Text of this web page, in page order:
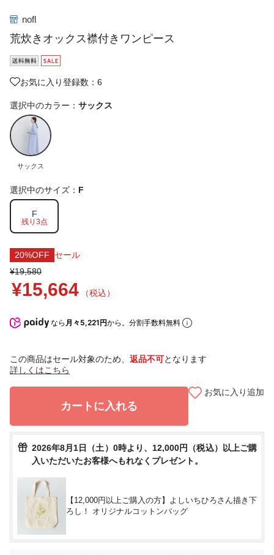
nofl
荒炊きオックス襟付きワンピース
お気に入り登録数：6
選択中のカラー： サックス
サックス
選択中のサイズ： F
F
残り3点
20%OFF
セール
¥19,580
¥15,664 （税込）
なら 月々5,221円から。分割手数料無料
この商品はセール対象のため、 返品不可となります
詳しくはこちら
カートに入れる
お気に入り追加
2026年8月1日（土）0時より、12,000円（税込）以上ご購
入いただいたお客様へもれなくプレゼント。
【12,000円以上ご購入の方】よしいちひろさん描き下
ろし！ オリジナルコットンバッグ